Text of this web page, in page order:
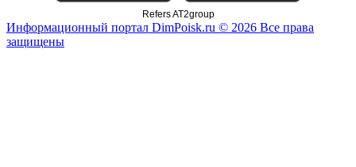
Refers AT2group
Информационный портал DimPoisk.ru © 2026 Все права
защищены